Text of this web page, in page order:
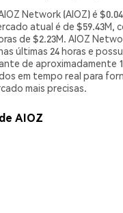
Network (AIOZ) é
atual é de $59.43M,
de $2.23M. AIOZ
últimas 24 horas e
de aproximadamente
em tempo real para
mais precisas.
AIOZ